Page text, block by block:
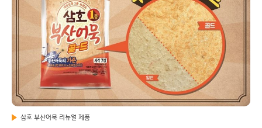
삼호 부산어묵 리뉴얼 제품